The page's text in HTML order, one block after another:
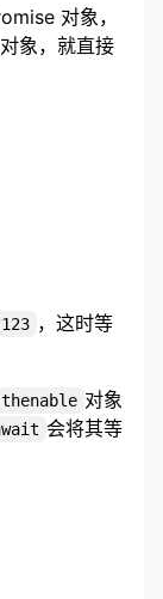
对象，
象，就直接
123 ，这时等
thenable 对象
会将其等